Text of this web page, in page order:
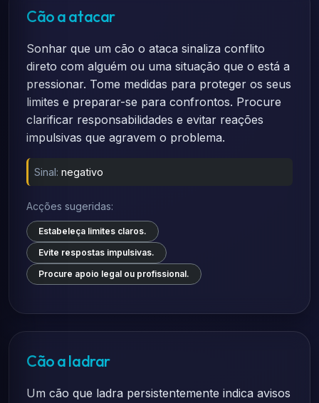
Cão a atacar
Sonhar que um cão o ataca sinaliza conflito
direto com alguém ou uma situação que o está a
pressionar. Tome medidas para proteger os seus
limites e preparar-se para confrontos. Procure
clarificar responsabilidades e evitar reações
impulsivas que agravem o problema.
Sinal: negativo
Acções sugeridas:
Estabeleça limites claros.
Evite respostas impulsivas.
Procure apoio legal ou profissional.
Cão a ladrar
Um cão que ladra persistentemente indica avisos